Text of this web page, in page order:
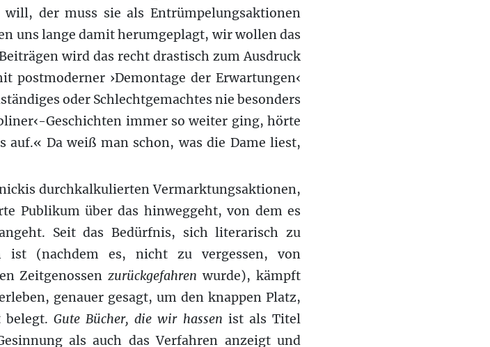
will, der muss sie als Entrümpelungsaktionen
uns lange damit herumgeplagt, wir wollen das
wird das recht drastisch zum Ausdruck
›Demontage der Erwartungen‹
oder Schlechtgemachtes nie besonders
Geschichten immer so weiter ging, hörte
auf.« Da weiß man schon, was die Dame liest,
durchkalkulierten Vermarktungsaktionen,
Publikum über das hinweggeht, von dem es
Seit das Bedürfnis, sich literarisch zu
ist (nachdem es, nicht zu vergessen, von
Zeitgenossenzurückgefahren wurde), kämpft
genauer gesagt, um den knappen Platz,
belegt.Gute Bücher, die wir hassen ist als Titel
als auch das Verfahren anzeigt und